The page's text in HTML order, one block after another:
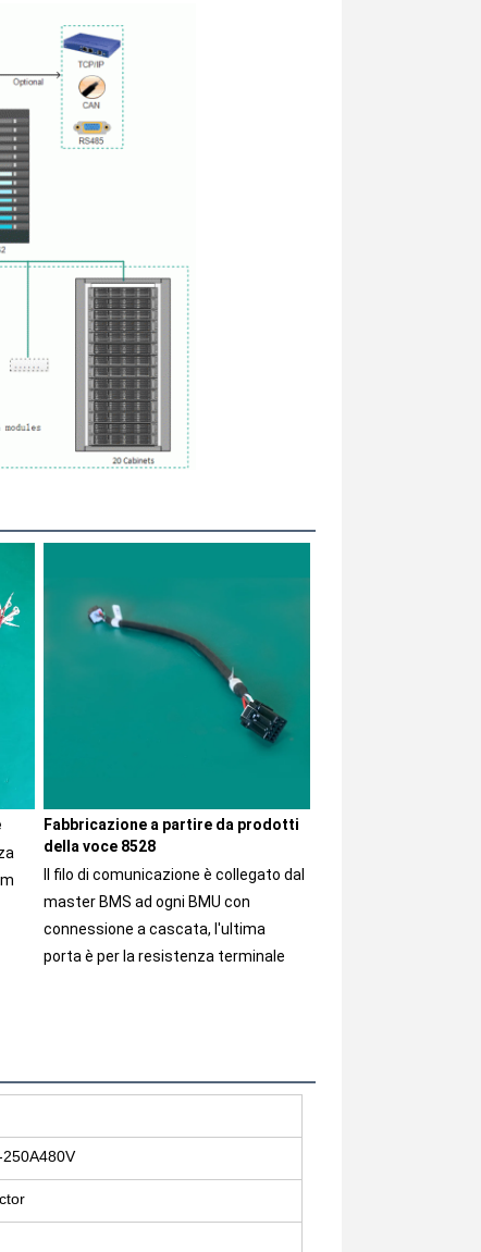
Fabbricazione a partire da prodotti
della voce 8528
Il filo di comunicazione è collegato dal
master BMS ad ogni BMU con
connessione a cascata, l'ultima
porta è per la resistenza terminale